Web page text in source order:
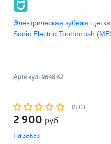
Электрическая зубная
Sonic Electric Toothbrush
Артикул: 964842
(5.0)
2 900 руб.
На заказ